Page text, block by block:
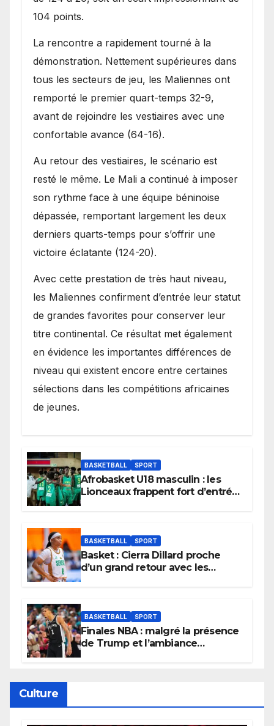
104 points.
La rencontre a rapidement tourné à la
démonstration. Nettement supérieures dans
tous les secteurs de jeu, les Maliennes ont
remporté le premier quart-temps 32-9,
avant de rejoindre les vestiaires avec une
confortable avance (64-16).
Au retour des vestiaires, le scénario est
resté le même. Le Mali a continué à imposer
son rythme face à une équipe béninoise
dépassée, remportant largement les deux
derniers quarts-temps pour s’offrir une
victoire éclatante (124-20).
Avec cette prestation de très haut niveau,
les Maliennes confirment d’entrée leur statut
de grandes favorites pour conserver leur
titre continental. Ce résultat met également
en évidence les importantes différences de
niveau qui existent encore entre certaines
sélections dans les compétitions africaines
de jeunes.
BASKETBALL SPORT
Afrobasket U18 masculin : les
Lionceaux frappent fort d’entrée
BASKETBALL SPORT
Basket : Cierra Dillard proche
d’un grand retour avec les
BASKETBALL SPORT
Finales NBA : malgré la présence
de Trump et l’ambiance
Culture